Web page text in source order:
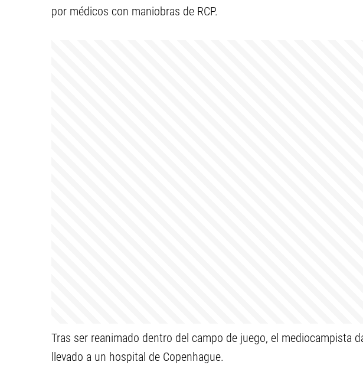
por médicos con maniobras de RCP.
Tras ser reanimado dentro del campo de juego, el mediocampista
llevado a un hospital de Copenhague.